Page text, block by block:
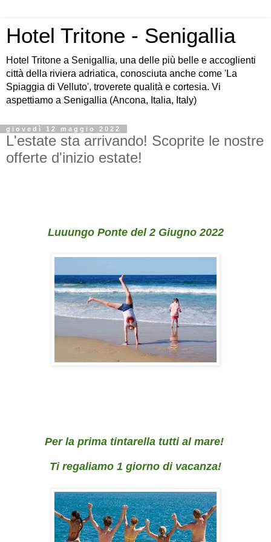
Hotel Tritone - Senigallia
Hotel Tritone a Senigallia, una delle più belle e accoglienti
città della riviera adriatica, conosciuta anche come 'La
Spiaggia di Velluto', troverete qualità e cortesia. Vi
aspettiamo a Senigallia (Ancona, Italia, Italy)
giovedì 12 maggio 2022
L'estate sta arrivando! Scoprite le nostre
offerte d'inizio estate!
Luuungo Ponte del 2 Giugno 2022
Per la prima tintarella tutti al mare!
Ti regaliamo 1 giorno di vacanza!